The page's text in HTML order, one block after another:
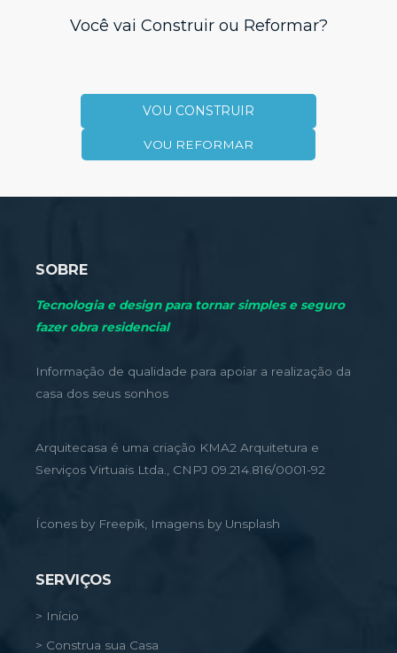
Você vai Construir ou Reformar?
VOU CONSTRUIR
VOU REFORMAR
SOBRE
Tecnologia e design para tornar simples e seguro
fazer obra residencial
Informação de qualidade para apoiar a realização da
casa dos seus sonhos
Arquitecasa é uma criação KMA2 Arquitetura e
Serviços Virtuais Ltda., CNPJ 09.214.816/0001-92
Ícones by Freepik, Imagens by Unsplash
SERVIÇOS
> Início
> Construa sua Casa